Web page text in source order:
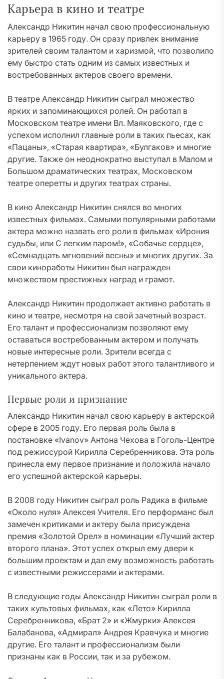
Карьера в кино и театре
Александр Никитин начал свою профессиональную
карьеру в 1965 году. Он сразу привлек внимание
зрителей своим талантом и харизмой, что позволило
ему быстро стать одним из самых известных и
востребованных актеров своего времени.
В театре Александр Никитин сыграл множество
ярких и запоминающихся ролей. Он работал в
Московском театре имени Вл. Маяковского, где с
успехом исполнил главные роли в таких пьесах, как
«Пацаны», «Старая квартира», «Булгаков» и многие
другие. Также он неоднократно выступал в Малом и
Большом драматических театрах, Московском
театре оперетты и других театрах страны.
В кино Александр Никитин снялся во многих
известных фильмах. Самыми популярными работами
актера можно назвать его роли в фильмах «Ирония
судьбы, или С легким паром!», «Собачье сердце»,
«Семнадцать мгновений весны» и многих других. За
свои киноработы Никитин был награжден
множеством престижных наград и грамот.
Александр Никитин продолжает активно работать в
кино и театре, несмотря на свой зачетный возраст.
Его талант и профессионализм позволяют ему
оставаться востребованным актером и получать
новые интересные роли. Зрители всегда с
нетерпением ждут новых работ этого талантливого и
уникального актера.
Первые роли и признание
Александр Никитин начал свою карьеру в актерской
сфере в 2005 году. Его первая роль была в
постановке «Ivanov» Антона Чехова в Гоголь-Центре
под режиссурой Кирилла Серебренникова. Эта роль
принесла ему первое признание и положила начало
его успешной актерской карьеры.
В 2008 году Никитин сыграл роль Радика в фильме
«Около нуля» Алексея Учителя. Его перформанс был
замечен критиками и актеру была присуждена
премия «Золотой Орел» в номинации «Лучший актер
второго плана». Этот успех открыл ему двери к
большим проектам и дал ему возможность работать
с известными режиссерами и актерами.
В следующие годы Александр Никитин сыграл роли в
таких культовых фильмах, как «Лето» Кирилла
Серебренникова, «Брат 2» и «Жмурки» Алексея
Балабанова, «Адмирал» Андрея Кравчука и многие
другие. Его талант и профессионализм были
признаны как в России, так и за рубежом.